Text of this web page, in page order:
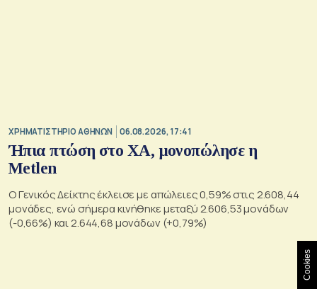
XΡΗΜΑΤΙΣΤΗΡΙΟ ΑΘΗΝΩΝ 06.08.2026, 17:41
Ήπια πτώση στο ΧΑ, μονοπώλησε η
Metlen
O Γενικός Δείκτης έκλεισε με απώλειες 0,59% στις 2.608,44
μονάδες, ενώ σήμερα κινήθηκε μεταξύ 2.606,53 μονάδων
(-0,66%) και 2.644,68 μονάδων (+0,79%)
Cookies